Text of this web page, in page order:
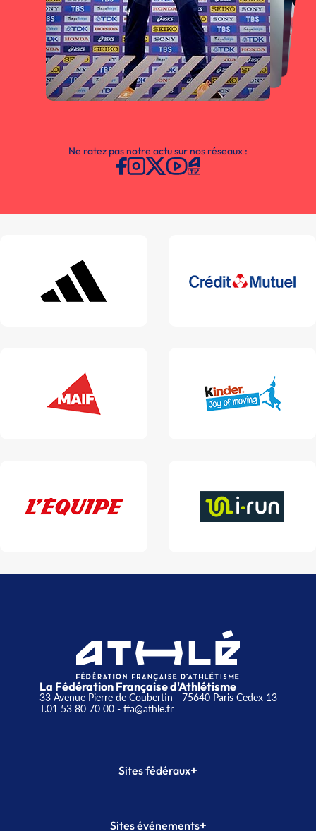
Ne ratez pas notre actu sur nos réseaux :
La Fédération Française d'Athlétisme
33 Avenue Pierre de Coubertin - 75640 Paris Cedex 13
T.01 53 80 70 00- ffa@athle.fr
Sites fédéraux+
Sites événements+